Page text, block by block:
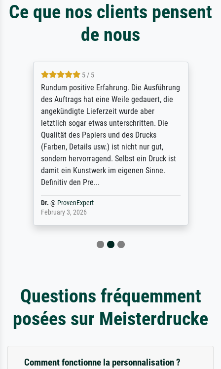
Ce que nos clients pensent
de nous
5 / 5
Rundum positive Erfahrung. Die Ausführung
des Auftrags hat eine Weile gedauert, die
angekündigte Lieferzeit wurde aber
letztlich sogar etwas unterschritten. Die
Qualität des Papiers und des Drucks
(Farben, Details usw.) ist nicht nur gut,
sondern hervorragend. Selbst ein Druck ist
damit ein Kunstwerk im eigenen Sinne.
Definitiv den Pre...
Dr. @ ProvenExpert
February 3, 2026
Questions fréquemment
posées sur Meisterdrucke
Comment fonctionne la personnalisation ?